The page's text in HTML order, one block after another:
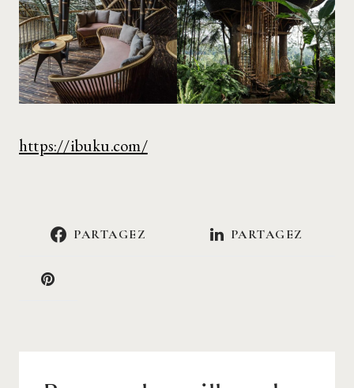
https://ibuku.com/
PARTAGEZ PARTAGEZ